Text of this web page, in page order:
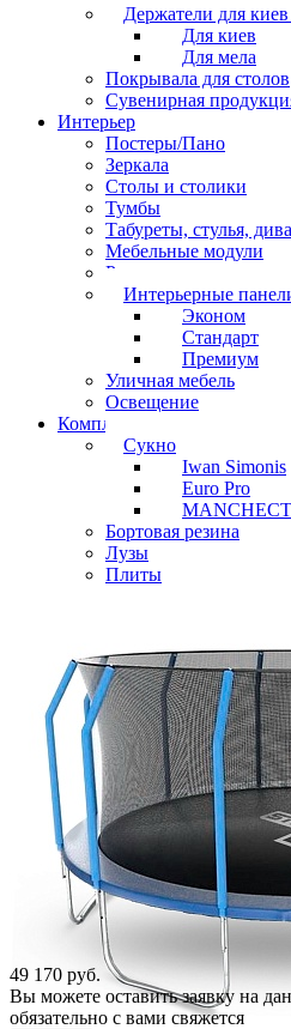
Держатели для
Для киев
Для мела
Покрывала для столов
Сувенирная
Интерьер
Постеры/Пано
Зеркала
Столы и столики
Тумбы
Табуреты, стулья,
Мебельные модули
Рамы под картины
Интерьерные
Эконом
Стандарт
Премиум
Уличная мебель
Освещение
Комплектующие
Сукно
Iwan Simonis
Euro Pro
Бортовая резина
Лузы
Плиты
49 170 руб.
Вы можете оставить заявку на
обязательно с вами свяжется